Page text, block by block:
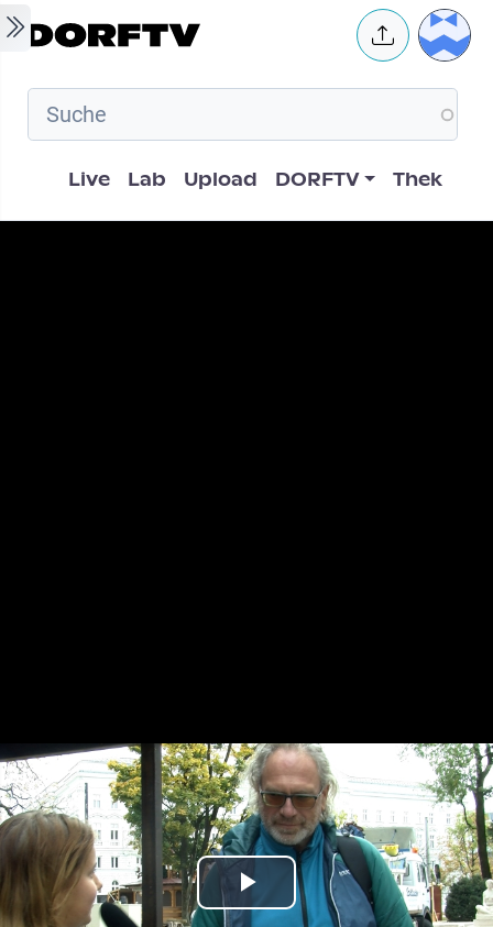
Skip to main content User
Hauptnavigation
Live Lab Upload DORFTV Thek
Play